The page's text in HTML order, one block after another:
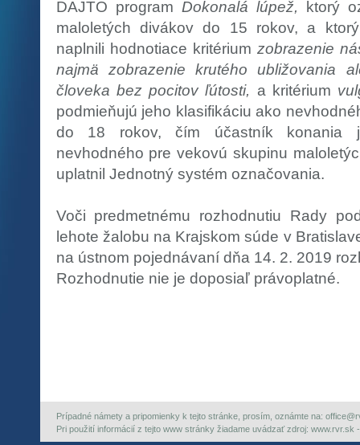
DAJTO program Dokonalá lúpež,
ktorý
maloletých divákov do 15 rokov, a
naplnili hodnotiace kritérium zobrazenie
najmä zobrazenie krutého ubližovania
človeka bez pocitov ľútosti, a kritérium
podmieňujú jeho klasifikáciu ako
do 18 rokov, čím účastník konania
nevhodného pre vekovú skupinu
uplatnil Jednotný systém označovania.
Voči predmetnému rozhodnutiu Rady
lehote žalobu na Krajskom súde v
na ústnom pojednávaní dňa 14. 2. 2019
Rozhodnutie nie je doposiaľ právoplatné.
Prípadné námety a pripomienky k tejto stránke, prosím, oznámte na:
Pri použití informácií z tejto www stránky žiadame uvádzať zdroj: www.rvr.sk